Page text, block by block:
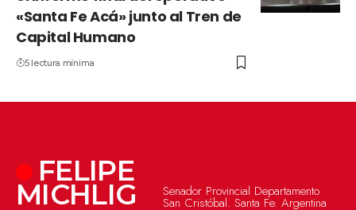
«Santa Fe Acá» junto al Tren de
Capital Humano
5 lectura mínima
FELIPE
MICHLIG Senador Provincial Departamento
San Cristóbal. Santa Fe. Argentina